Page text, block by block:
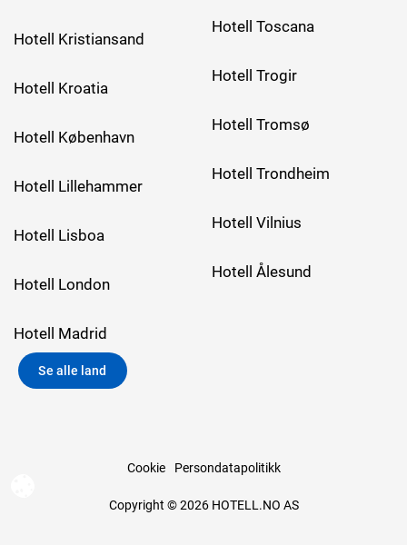
Hotell Kristiansand
Hotell Kroatia
Hotell København
Hotell Lillehammer
Hotell Lisboa
Hotell London
Hotell Madrid
Hotell Toscana
Hotell Trogir
Hotell Tromsø
Hotell Trondheim
Hotell Vilnius
Hotell Ålesund
Se alle land
Cookie Persondatapolitikk
Copyright © 2026 HOTELL.NO AS